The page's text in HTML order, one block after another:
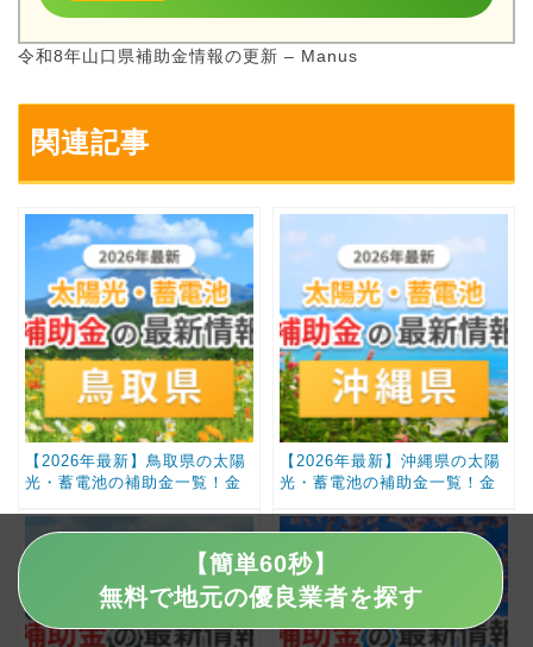
令和8年山口県補助金情報の更新 – Manus
関連記事
【2026年最新】鳥取県の太陽
光・蓄電池の補助金一覧！金
【2026年最新】沖縄県の太陽
光・蓄電池の補助金一覧！金
【簡単60秒】
無料で地元の優良業者を探す